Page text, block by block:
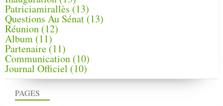
PAGES
Patriciamirallès (13)
Questions Au Sénat(13)
Réunion (12)
Album (11)
Partenaire(11)
Communication (10)
Journal Officiel (10)